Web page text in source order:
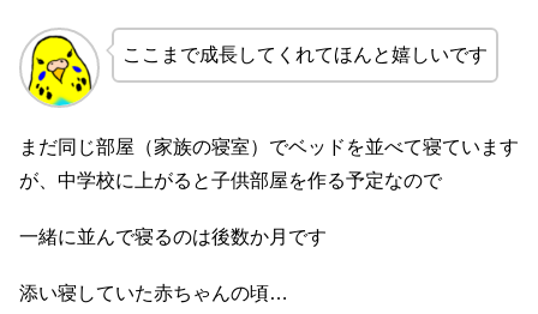
ここまで成長してくれてほんと嬉しいです
まだ同じ部屋（家族の寝室）でベッドを並べて寝ています
が、中学校に上がると子供部屋を作る予定なので
一緒に並んで寝るのは後数か月です
添い寝していた赤ちゃんの頃…